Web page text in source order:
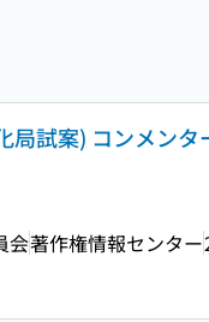
試案) コンメン
会著作権情報センター